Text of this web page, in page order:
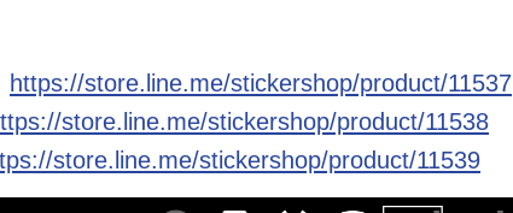
https://store.line.me/stickershop/product/11537
store.line.me/stickershop/product/11538
store.line.me/stickershop/product/11539